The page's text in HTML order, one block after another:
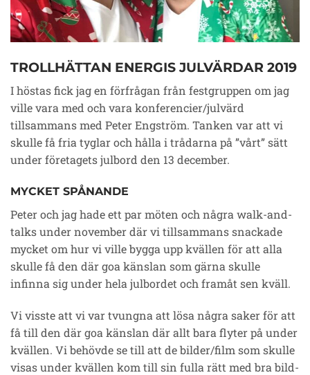
TROLLHÄTTAN ENERGIS JULVÄRDAR 2019
I höstas fick jag en förfrågan från festgruppen om jag
ville vara med och vara konferencier/julvärd
tillsammans med Peter Engström. Tanken var att vi
skulle få fria tyglar och hålla i trådarna på ”vårt” sätt
under företagets julbord den 13 december.
MYCKET SPÅNANDE
Peter och jag hade ett par möten och några walk-and-
talks under november där vi tillsammans snackade
mycket om hur vi ville bygga upp kvällen för att alla
skulle få den där goa känslan som gärna skulle
infinna sig under hela julbordet och framåt sen kväll.
Vi visste att vi var tvungna att lösa några saker för att
få till den där goa känslan där allt bara flyter på under
kvällen. Vi behövde se till att de bilder/film som skulle
visas under kvällen kom till sin fulla rätt med bra bild-